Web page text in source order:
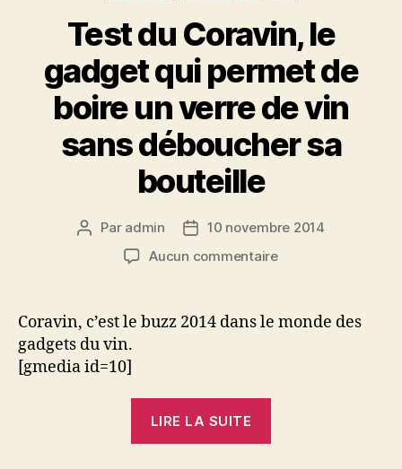
Test du Coravin, le
gadget qui permet de
boire un verre de vin
sans déboucher sa
bouteille
Auteur
l’article
Par admin
Date10 novembre 2014
Aucun commentairesur
Coravin,
Coravin, c’est le buzz 2014 dans le monde des
gadgets du vin.
[gmedia id=10]
LIRE LA SUITE